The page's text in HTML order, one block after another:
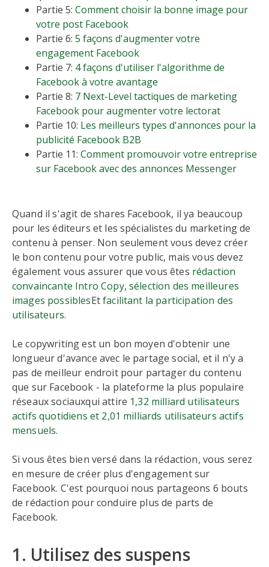
Partie 5: Comment choisir la bonne image pour
votre post Facebook
Partie 6: 5 façons d'augmenter votre
engagement Facebook
Partie 7: 4 façons d'utiliser l'algorithme de
Facebook à votre avantage
Partie 8: 7 Next-Level tactiques de marketing
Facebook pour augmenter votre lectorat
Partie 10: Les meilleurs types d'annonces pour la
publicité Facebook B2B
Partie 11: Comment promouvoir votre entreprise
sur Facebook avec des annonces Messenger
Quand il s'agit de shares Facebook, il ya beaucoup
pour les éditeurs et les spécialistes du marketing de
contenu à penser. Non seulement vous devez créer
le bon contenu pour votre public, mais vous devez
également vous assurer que vous êtes rédaction
convaincante Intro Copy,sélection des meilleures
images possiblesEtfacilitant la participation des
utilisateurs.
Le copywriting est un bon moyen d'obtenir une
longueur d'avance avec le partage social, et il n'y a
pas de meilleur endroit pour partager du contenu
que sur Facebook - la plateforme la plus populaire
réseaux sociauxqui attire 1,32 milliard utilisateurs
actifs quotidiens et 2,01 milliards utilisateurs actifs
mensuels.
Si vous êtes bien versé dans la rédaction, vous serez
en mesure de créer plus d'engagement sur
Facebook. C'est pourquoi nous partageons 6 bouts
de rédaction pour conduire plus de parts de
Facebook.
1. Utilisez des suspens